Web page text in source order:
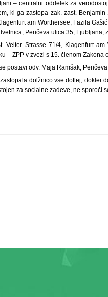
– centralni oddelek za
ki ga zastopa zak. zast.
am Worthersee; Fazila
Peričeva ulica 35, Ljubljana,
Veiter Strasse 71/4, Klagenfurt
– ZPP v zvezi s 15. členom
postavi odv. Maja Ramšak,
dolžnico vse dotlej, dokler
za socialne zadeve, ne sporoči